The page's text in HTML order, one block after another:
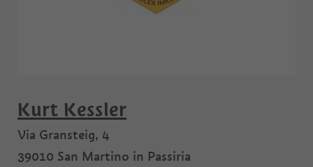
Kurt Kessler
Via Gransteig, 4
39010 San Martino in Passiria